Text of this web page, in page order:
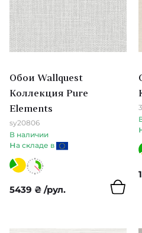
Essentials Les Tricots
Manovo
Essentials Modulaire
Icons (Arte)
Kanso
Les Thermes
Samal
Обои Wallquest
Коллекция Pure
Elements
sy20806
В наличии
на складе в
5439 ₴ /рул.